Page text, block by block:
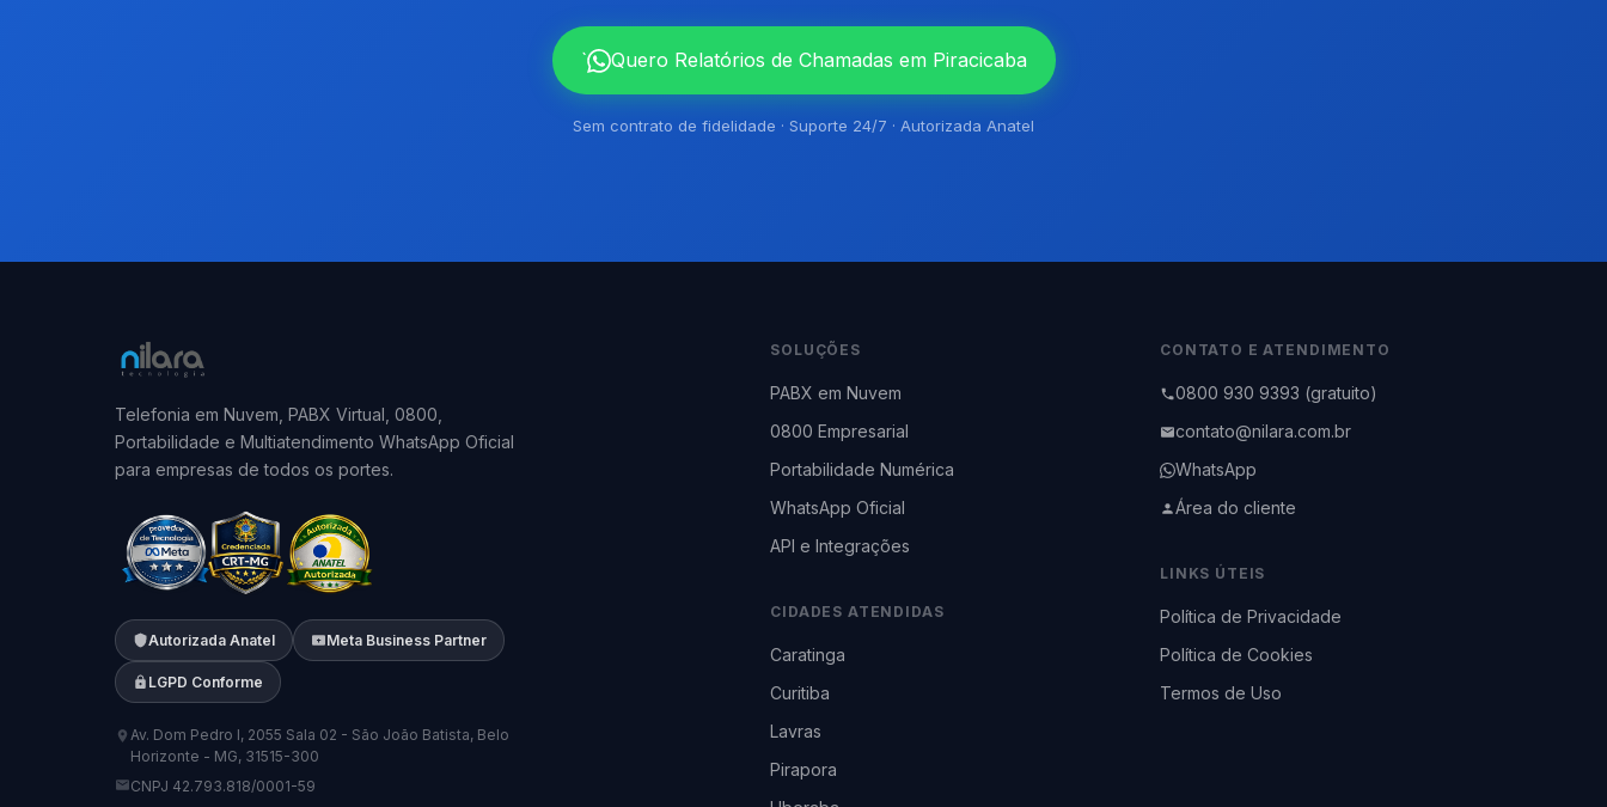
` Quero Relatórios de Chamadas em Piracicaba
Sem contrato de fidelidade · Suporte 24/7 · Autorizada Anatel
Telefonia em Nuvem, PABX Virtual, 0800,
Portabilidade e Multiatendimento WhatsApp Oficial
para empresas de todos os portes.
Autorizada Anatel Meta Business Partner
LGPD Conforme
Av. Dom Pedro I, 2055 Sala 02 - São João Batista, Belo
Horizonte - MG, 31515-300
CNPJ 42.793.818/0001-59
SOLUÇÕES
PABX em Nuvem
0800 Empresarial
Portabilidade Numérica
WhatsApp Oficial
API e Integrações
CIDADES ATENDIDAS
Caratinga
Curitiba
Lavras
Pirapora
CONTATO E ATENDIMENTO
0800 930 9393 (gratuito)
contato@nilara.com.br
WhatsApp
Área do cliente
LINKS ÚTEIS
Política de Privacidade
Política de Cookies
Termos de Uso